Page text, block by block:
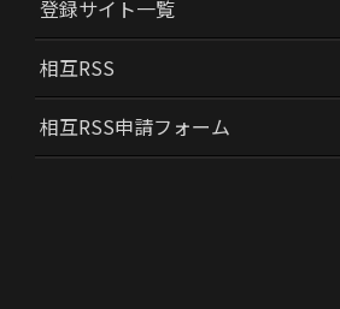
登録サイト一覧
相互RSS
相互RSS申請フォーム